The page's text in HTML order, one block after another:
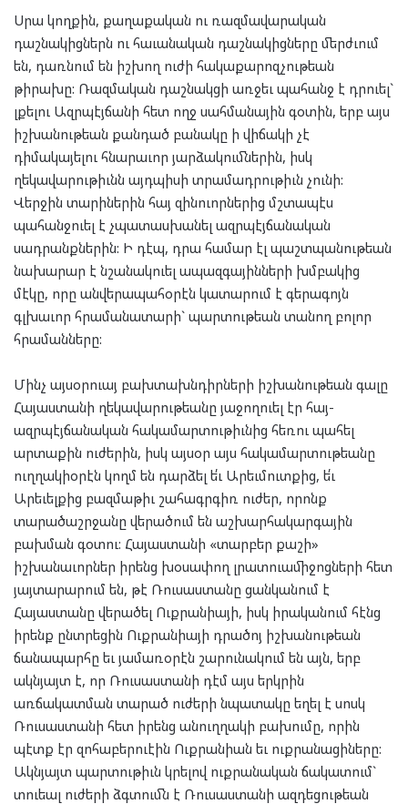
Սրա կողքին, քաղաքական ու ռազմավարական
դաշնակիցներն ու հաւանական դաշնակիցները մերժւում
են, դառնում են իշխող ուժի հակաքարոզչութեան
թիրախը: Ռազմական դաշնակցի առջեւ պահանջ է դրուել`
լքելու Ազրպէյճանի հետ ողջ սահմանային գօտին, երբ այս
իշխանութեան քանդած բանակը ի վիճակի չէ
դիմակայելու հնարաւոր յարձակումներին, իսկ
ղեկավարութիւնն այդպիսի տրամադրութիւն չունի:
Վերջին տարիներին հայ զինուորներից մշտապէս
պահանջուել է չպատասխանել ազրպէյճանական
սադրանքներին: Ի դէպ, դրա համար էլ պաշտպանութեան
նախարար է նշանակուել ապազգայինների խմբակից
մէկը, որը անվերապահօրէն կատարում է գերագոյն
գլխաւոր հրամանատարի` պարտութեան տանող բոլոր
հրամանները:
Մինչ այսօրուայ բախտախնդիրների իշխանութեան գալը
Հայաստանի ղեկավարութեանը յաջողուել էր հայ-
ազրպէյճանական հակամարտութիւնից հեռու պահել
արտաքին ուժերին, իսկ այսօր այս հակամարտութեանը
ուղղակիօրէն կողմ են դարձել ե՛ւ Արեւմուտքից, ե՛ւ
Արեւելքից բազմաթիւ շահագրգիռ ուժեր, որոնք
տարածաշրջանը վերածում են աշխարհակարգային
բախման գօտու: Հայաստանի «տարբեր քաշի»
իշխանաւորներ իրենց խօսափող լրատուամիջոցների հետ
յայտարարում են, թէ Ռուսաստանը ցանկանում է
Հայաստանը վերածել Ուքրանիայի, իսկ իրականում հէնց
իրենք ընտրեցին Ուքրանիայի դրածոյ իշխանութեան
ճանապարհը եւ յամառօրէն շարունակում են այն, երբ
ակնյայտ է, որ Ռուսաստանի դէմ այս երկրին
առճակատման տարած ուժերի նպատակը եղել է սոսկ
Ռուսաստանի հետ իրենց անուղղակի բախումը, որին
պէտք էր զոհաբերուէին Ուքրանիան եւ ուքրանացիները:
Ակնյայտ պարտութիւն կրելով ուքրանական ճակատում`
տուեալ ուժերի ձգտումն է Ռուսաստանի ազդեցութեան